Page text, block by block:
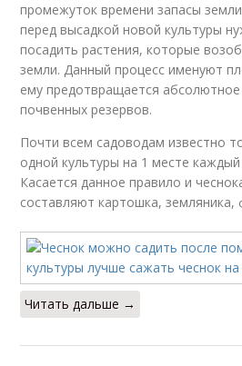
промежуток времени запасы
перед высадкой новой культуры
посадить растения, которые
земли. Данный процесс именуют
ему предотвращается
почвенных резервов.
Почти всем садоводам известно
одной культуры на 1 месте
Касается данное правило и
составляют картошка, земляника,
Читать дальше →